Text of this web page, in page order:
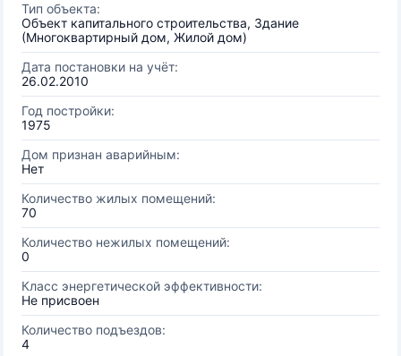
Тип объекта:
Объект капитального строительства, Здание
(Многоквартирный дом, Жилой дом)
Дата постановки на учёт:
26.02.2010
Год постройки:
1975
Дом признан аварийным:
Нет
Количество жилых помещений:
70
Количество нежилых помещений:
0
Класс энергетической эффективности:
Не присвоен
Количество подъездов:
4